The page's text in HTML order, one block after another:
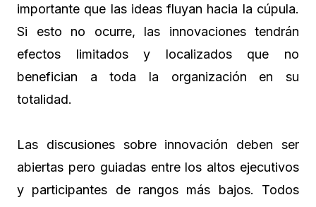
importante que las ideas fluyan hacia la cúpula.
Si esto no ocurre, las innovaciones tendrán
efectos limitados y localizados que no
benefician a toda la organización en su
totalidad.
Las discusiones sobre innovación deben ser
abiertas pero guiadas entre los altos ejecutivos
y participantes de rangos más bajos. Todos